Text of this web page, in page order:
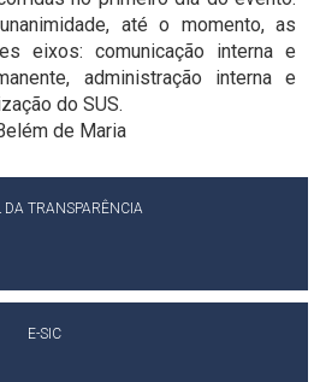
até o momento, as
eixos: comunicação interna e
administração interna e
do SUS.
de Maria
DA TRANSPARÊNCIA
E-SIC